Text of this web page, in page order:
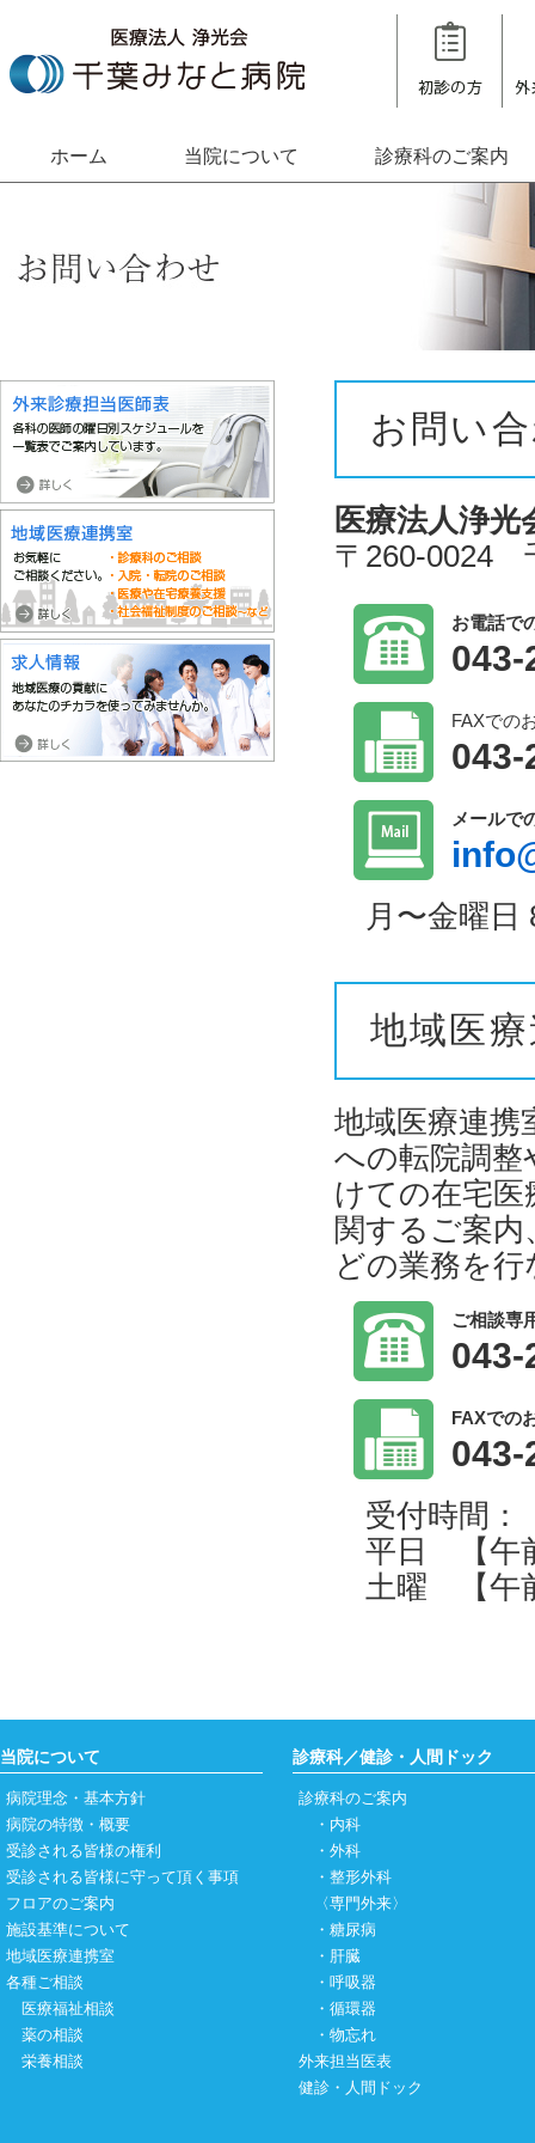
ホーム 当院について 診療科のご案内
お問い
医療法人浄
〒260-0024
お電話で
043-
FAXでの
043-
メールで
月〜金曜日
地域医
地域医療連携
への転院調整
けての在宅医
関するご案
どの業務を
ご相談専
043-
FAXでの
043-
受付時間：
平日 【午
土曜 【午
当院について
病院理念・基本方針
病院の特徴・概要
受診される皆様の権利
受診される皆様に守って頂く事項
フロアのご案内
施設基準について
地域医療連携室
各種ご相談
医療福祉相談
薬の相談
栄養相談
診療科／健診・人間ドック
診療科のご案内
・ 内科
・ 外科
・ 整形外科
〈専門外来〉
・ 糖尿病
・ 肝臓
・ 呼吸器
・ 循環器
・ 物忘れ
外来担当医表
健診・人間ドック